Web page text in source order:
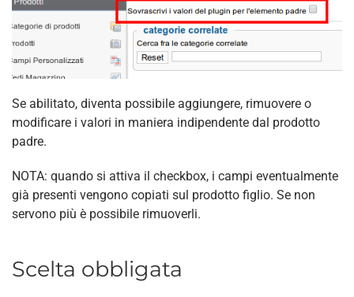
Se abilitato, diventa possibile aggiungere, rimuovere o
modificare i valori in maniera indipendente dal prodotto
padre.
NOTA: quando si attiva il checkbox, i campi eventualmente
già presenti vengono copiati sul prodotto figlio. Se non
servono più è possibile rimuoverli.
Scelta obbligata